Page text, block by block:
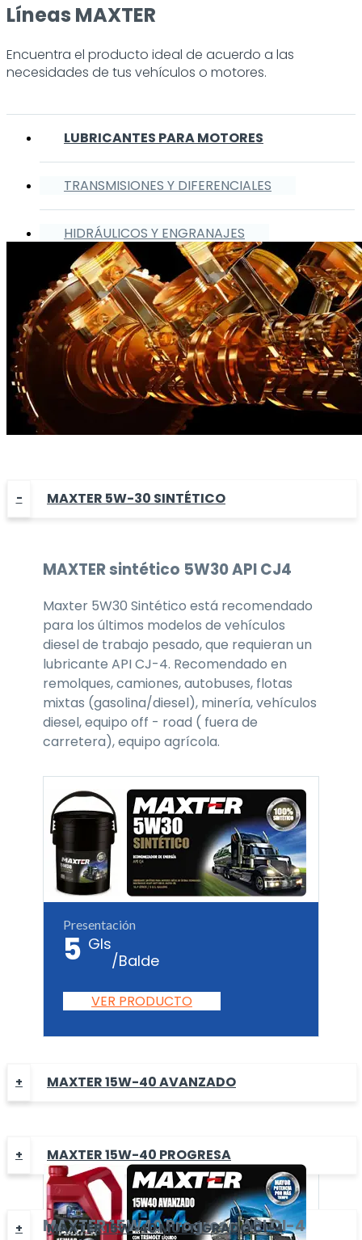
Líneas MAXTER
Encuentra el producto ideal de acuerdo a las
necesidades de tus vehículos o motores.
LUBRICANTES PARA MOTORES
TRANSMISIONES Y DIFERENCIALES
HIDRÁULICOS Y ENGRANAJES
MAXTER 5W-30 SINTÉTICO
MAXTERsintético 5W30API CJ4
Maxter 5W30 Sintético está recomendado
para los últimos modelos de vehículos
diesel de trabajo pesado, que requieran un
lubricante API CJ-4. Recomendado en
remolques, camiones, autobuses, flotas
mixtas (gasolina/diesel), minería, vehículos
diesel, equipo off - road ( fuera de
carretera), equipo agrícola.
Presentación
5 Gls
/Balde
VER PRODUCTO
MAXTER 15W-40 AVANZADO
MAXTER 15W-40 PROGRESA
MAXTER15W40 ProgresaAPI CI-4
MAXTER 15W-40 MULTÍGRADO CI-4